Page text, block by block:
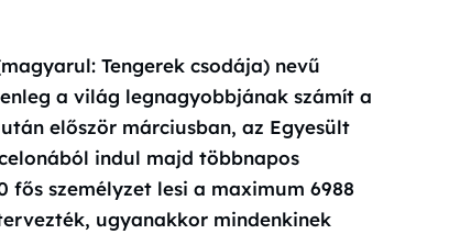
Tengerek csodája) nevű
a világ legnagyobbjának számít a
először márciusban, az Egyesült
indul majd többnapos
fős személyzet lesi a maximum 6988
ugyanakkor mindenkinek